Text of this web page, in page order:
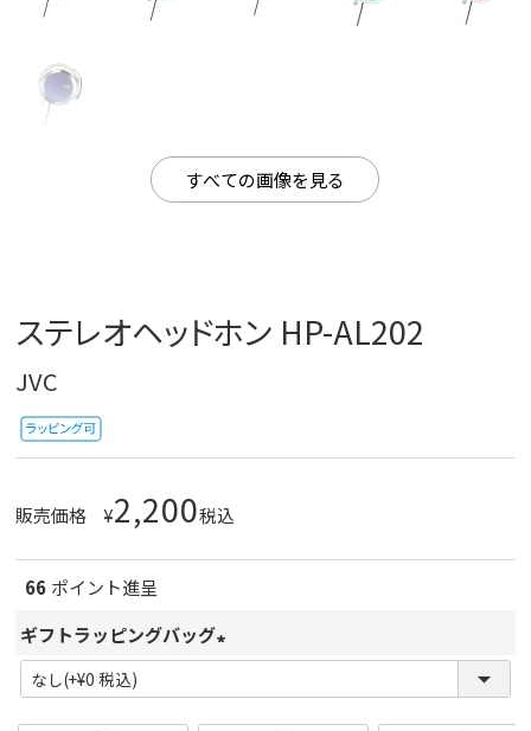
すべての画像を見る
ステレオヘッドホン HP-AL202
JVC
販売価格 ¥2,200税込
66 ポイント進呈
ギフトラッピングバッグ
必